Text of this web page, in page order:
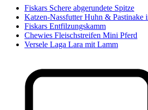
Fiskars Schere abgerundete Spitze
Katzen-Nassfutter Huhn & Pastinake
Fiskars Entfilzungskamm
Chewies Fleischstreifen Mini Pferd
Versele Laga Lara mit Lamm